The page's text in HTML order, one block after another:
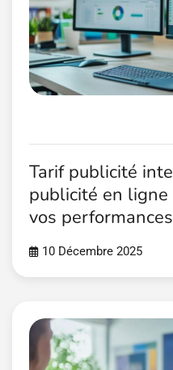
Tarif publicité
publicité en
vos performances
10 Décembre 2025